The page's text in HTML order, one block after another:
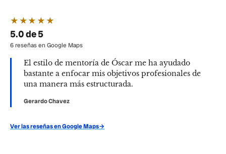
★★★★★
5.0 de 5
6 reseñas en Google Maps
El estilo de mentoría de Óscar me ha ayudado
bastante a enfocar mis objetivos profesionales de
una manera más estructurada.
Gerardo Chavez
Ver las reseñas en Google Maps→